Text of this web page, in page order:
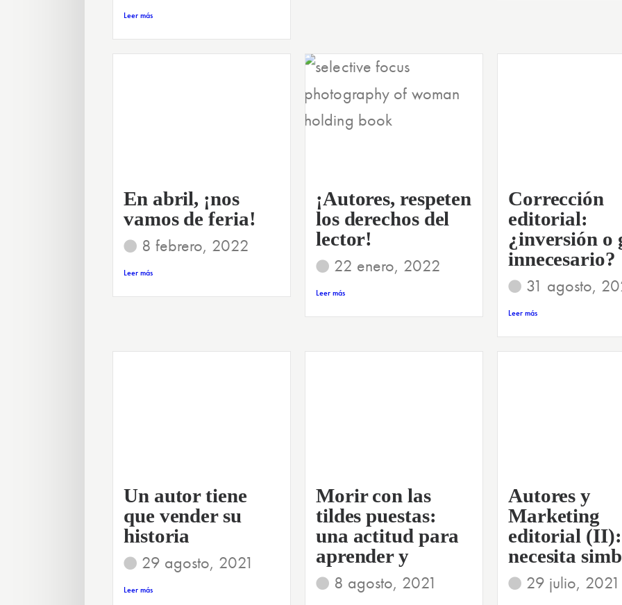
Leer más
En abril, ¡nos
vamos de feria!
8 febrero, 2022
Leer más
¡Autores, respeten
los derechos del
lector!
22 enero, 2022
Leer más
Corrección
editorial:
¿inversión o
innecesario?
31 agosto,
Leer más
Un autor tiene
que vender su
historia
29 agosto, 2021
Leer más
Morir con las
tildes puestas:
una actitud para
aprender y
8 agosto, 2021
Autores y
Marketing
editorial (II):
necesita
29 julio, 2021